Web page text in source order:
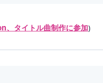
タイトル曲制作に参加)